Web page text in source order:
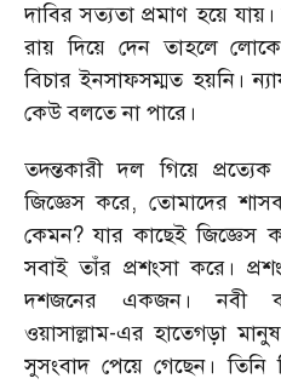
দাবির সত্যতা প্রমাণ হয়ে
রায় দিয়ে দেন তাহলে
বিচার ইনসাফসম্মত হয়নি।
কেউ বলতে না পারে।
তদন্তকারী দল গিয়ে
জিজ্ঞেস করে, তোমাদের
কেমন? যার কাছেই জিজ্ঞেস
সবাই তাঁর প্রশংসা করে।
দশজনের একজন। নবী
ওয়াসাল্লাম-এর হাতেগড়া
সুসংবাদ পেয়ে গেছেন। তিনি